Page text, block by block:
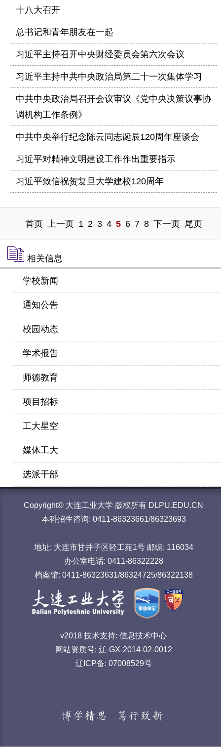
十八大召开
总书记和青年朋友在一起
习近平主持召开中央财经委员会第六次会议
习近平主持中共中央政治局第二十一次集体学习
中共中央政治局召开会议审议《党中央决策议事协
调机构工作条例》
中共中央举行纪念陈云同志诞辰120周年座谈会
习近平对精神文明建设工作作出重要指示
习近平致信祝贺复旦大学建校120周年
首页 上一页 1 2 3 4 5 6 7 8 下一页 尾页
相关信息
学校新闻
通知公告
校园动态
学术报告
师德教育
项目招标
工大星空
媒体工大
选派干部
Copyright© 大连工业大学 版权所有 DLPU.EDU.CN
本科招生咨询: 0411-86323661/86323693
地址: 大连市甘井子区轻工苑1号 邮编: 116034
办公室电话: 0411-86322228
档案馆: 0411-86323631/86324725/86322138
v2018 技术支持: 信息技术中心
网站资质号: 辽-GX-2014-02-0012
辽ICP备: 07008529号